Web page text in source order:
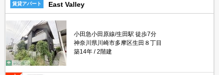
賃貸アパート East Valley
小田急小田原線/生田駅 徒歩7分
神奈川県川崎市多摩区生田８丁目
築14年
2階建